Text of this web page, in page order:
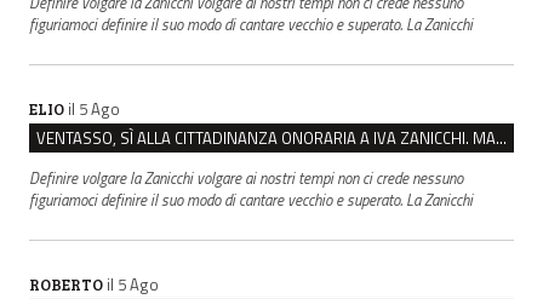
figuriamoci definire il suo modo di cantare vecchio e superato. La Zanicchi
ELIO il 5 Ago
VENTASSO, SÌ ALLA CITTADINANZA ONORARIA A IVA ZANICCHI. MA BARGIACCHI: “È DI PESSIMO GUSTO”
Definire volgare la Zanicchi volgare ai nostri tempi non ci crede nessuno
figuriamoci definire il suo modo di cantare vecchio e superato. La Zanicchi
ROBERTO il 5 Ago